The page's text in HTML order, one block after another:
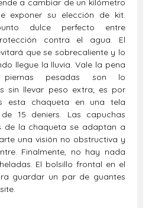
exponer su elección de kit.
dulce perfecto entre
contra el agua. El
que se sobrecaliente y lo
llegue la lluvia. Vale la pena
pesadas son lo
sin llevar peso extra; es por
esta chaqueta en una tela
15 deniers. Las capuchas
de la chaqueta se adaptan a
una visión no obstructiva y
Finalmente, no hay nada
El bolsillo frontal en el
guardar un par de guantes